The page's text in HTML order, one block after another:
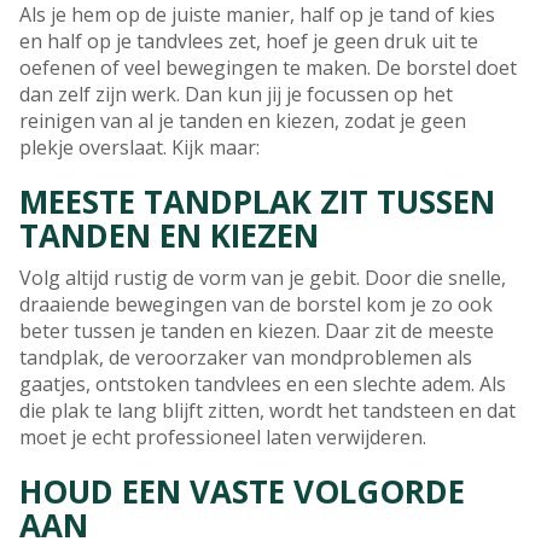
Als je hem op de juiste manier, half op je tand of kies
en half op je tandvlees zet, hoef je geen druk uit te
oefenen of veel bewegingen te maken. De borstel doet
dan zelf zijn werk. Dan kun jij je focussen op het
reinigen van al je tanden en kiezen, zodat je geen
plekje overslaat. Kijk maar:
MEESTE TANDPLAK ZIT TUSSEN
TANDEN EN KIEZEN
Volg altijd rustig de vorm van je gebit. Door die snelle,
draaiende bewegingen van de borstel kom je zo ook
beter tussen je tanden en kiezen. Daar zit de meeste
tandplak, de veroorzaker van mondproblemen als
gaatjes, ontstoken tandvlees en een slechte adem. Als
die plak te lang blijft zitten, wordt het tandsteen en dat
moet je echt professioneel laten verwijderen.
HOUD EEN VASTE VOLGORDE
AAN